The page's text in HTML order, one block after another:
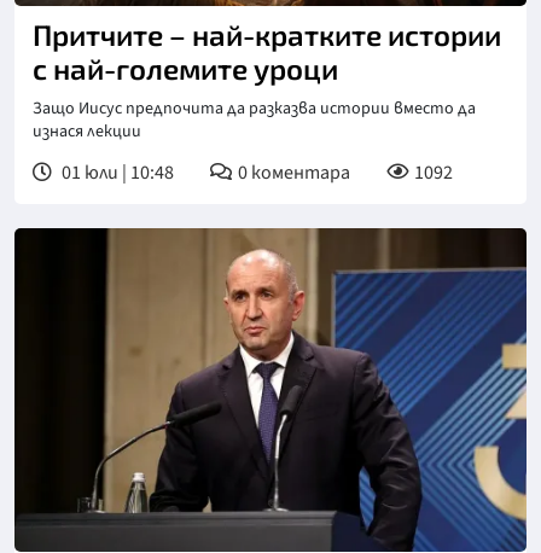
Притчите – най-кратките истории
с най-големите уроци
Защо Иисус предпочита да разказва истории вместо да
изнася лекции
01 юли | 10:48 0коментара 1092